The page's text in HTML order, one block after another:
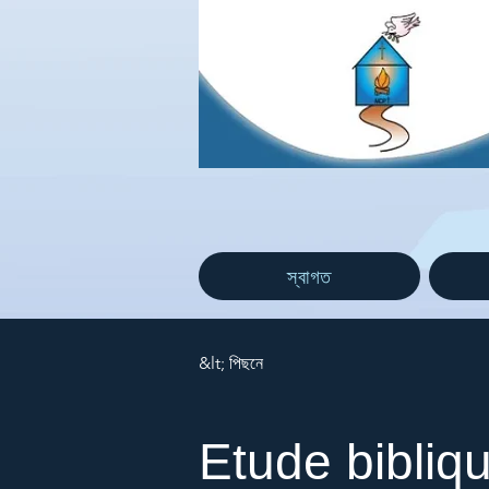
স্বাগত
&lt; পিছনে
Etude